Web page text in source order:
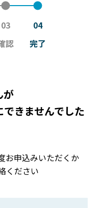
03
認
04
完了
が
きませんでした
お申込みいただくか
ください